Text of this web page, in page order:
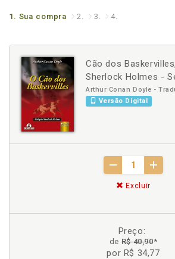
1. Sua compra 2. 3. 4.
Cão dos
Sherlock Holmes -
Arthur Conan Doyle -
Versão Digital
Excluir
Preço:
deR$ 40,90*
por R$ 34,77